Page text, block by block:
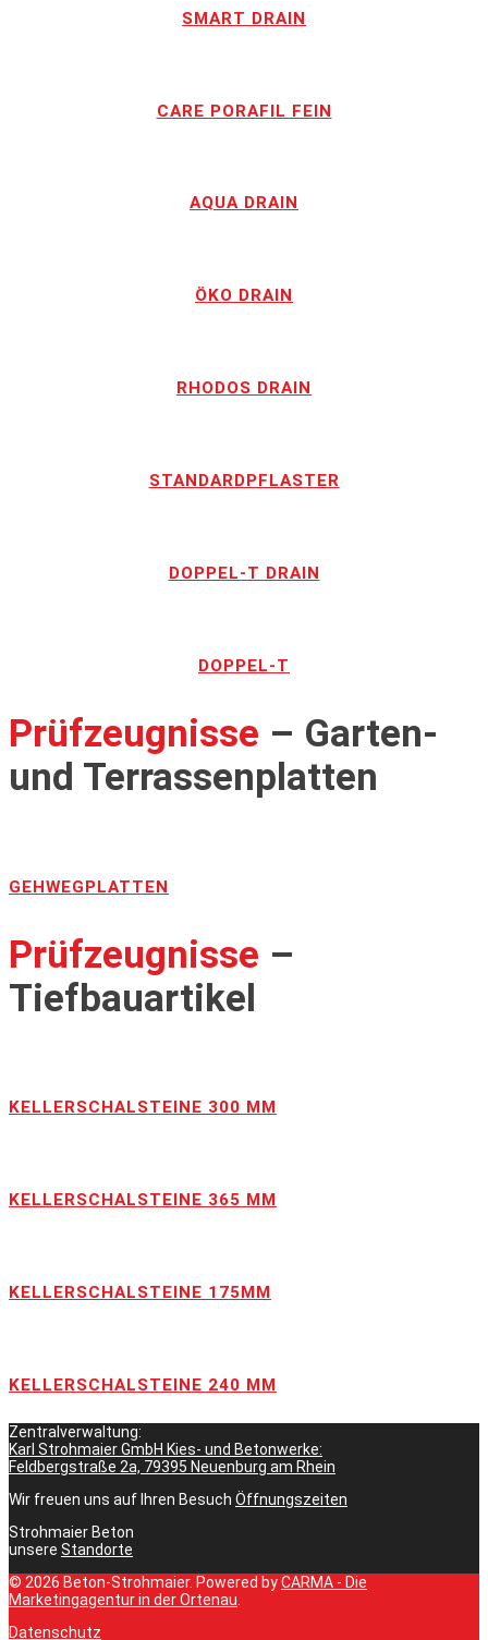
SMART DRAIN
CARE PORAFIL FEIN
AQUA DRAIN
ÖKO DRAIN
RHODOS DRAIN
STANDARDPFLASTER
DOPPEL-T DRAIN
DOPPEL-T
Prüfzeugnisse – Garten-
und Terrassenplatten
GEHWEGPLATTEN
Prüfzeugnisse –
Tiefbauartikel
KELLERSCHALSTEINE 300 MM
KELLERSCHALSTEINE 365 MM
KELLERSCHALSTEINE 175MM
KELLERSCHALSTEINE 240 MM
Zentralverwaltung:
Karl Strohmaier GmbH Kies- und Betonwerke:
Feldbergstraße 2a, 79395 Neuenburg am Rhein
Wir freuen uns auf Ihren Besuch Öffnungszeiten
Strohmaier Beton
unsere Standorte
© 2026 Beton-Strohmaier. Powered byCARMA - Die
Marketingagentur in der Ortenau
Datenschutz